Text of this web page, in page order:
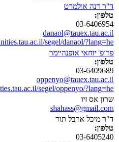
ד"ר דנה אולמרט
טלפון:
03-6406954
danaol@tauex.tau.ac.il
segel/danaol/?lang=he
פרופ' יוחאי אופנהיימר
טלפון:
03-6409689
oppenyo@tauex.tau.ac.il
segel/oppenyo/?lang=he
שרון אס זיו
shahass@gmail.com
ד"ר מיכל ארבל תור
טלפון:
03-6405240